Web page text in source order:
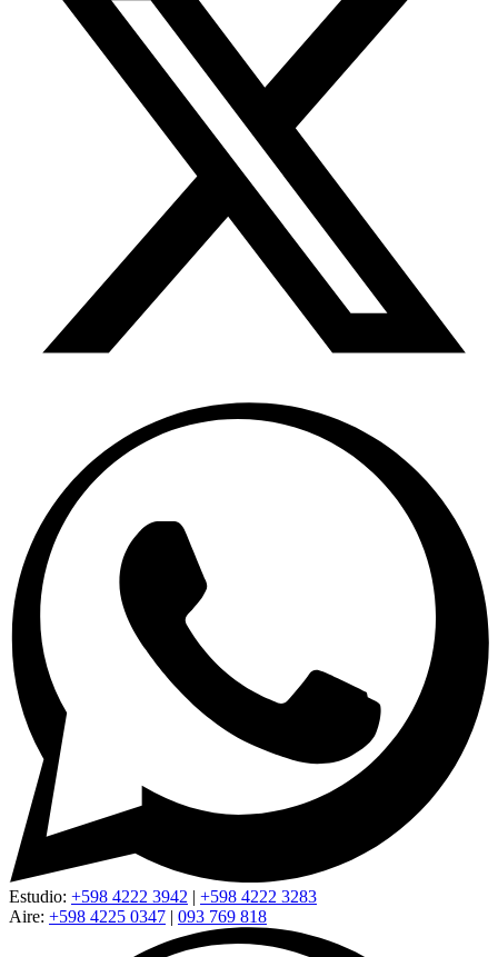
Estudio: +598 4222 3942 | +598 4222 3283
Aire: +598 4225 0347 | 093 769 818